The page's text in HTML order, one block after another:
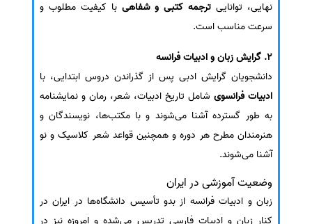
نهایی، توانایی ترجمه کتبی و شفاهی با کیفیت مطلوب و
سرعت مناسب است.
2. گرایش زبان و ادبیات فرانسه
دانشجویان گرایش ادبی پس از گذراندن دروس ابتدایی، با
ادبیات فرانسوی شامل تاریخ ادبیات، شعر، رمان و نمایشنامه
به طور گسترده آشنا می‌شوند و با مکتب‌ها، نویسندگان و
هنرمندان مطرح هر دوره و همچنین قواعد شعر کلاسیک و نو
آشنا می‌شوند.
وضعیت آموزشی در ایران
زبان و ادبیات فرانسه از بدو تأسیس دانشگاه‌ها در ایران در